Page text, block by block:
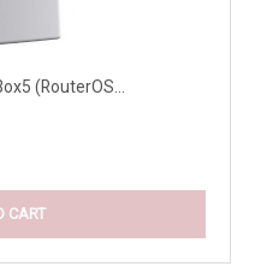
(RouterOS...
CART